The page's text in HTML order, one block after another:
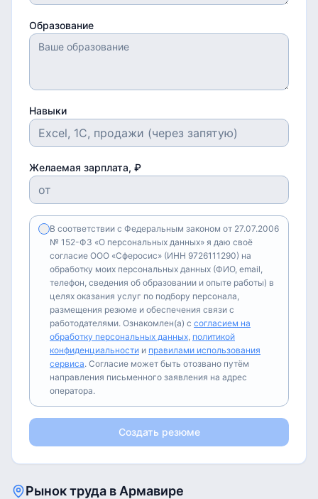
Образование
Навыки
Желаемая зарплата, ₽
В соответствии с Федеральным законом от 27.07.2006
№ 152-ФЗ «О персональных данных» я даю своё
согласие ООО «Сферосис» (ИНН 9726111290) на
обработку моих персональных данных (ФИО, email,
телефон, сведения об образовании и опыте работы) в
целях оказания услуг по подбору персонала,
размещения резюме и обеспечения связи с
работодателями. Ознакомлен(а) с согласием на
обработку персональных данных, политикой
конфиденциальности и правилами использования
сервиса. Согласие может быть отозвано путём
направления письменного заявления на адрес
оператора.
Создать резюме
Рынок труда в Армавире